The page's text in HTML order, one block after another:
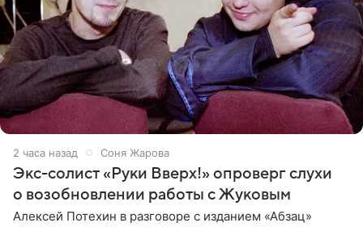
2 часа назад Соня Жарова
Экс-солист «Руки Вверх!» опроверг слухи
о возобновлении работы с Жуковым
Алексей Потехин в разговоре с изданием «Абзац»